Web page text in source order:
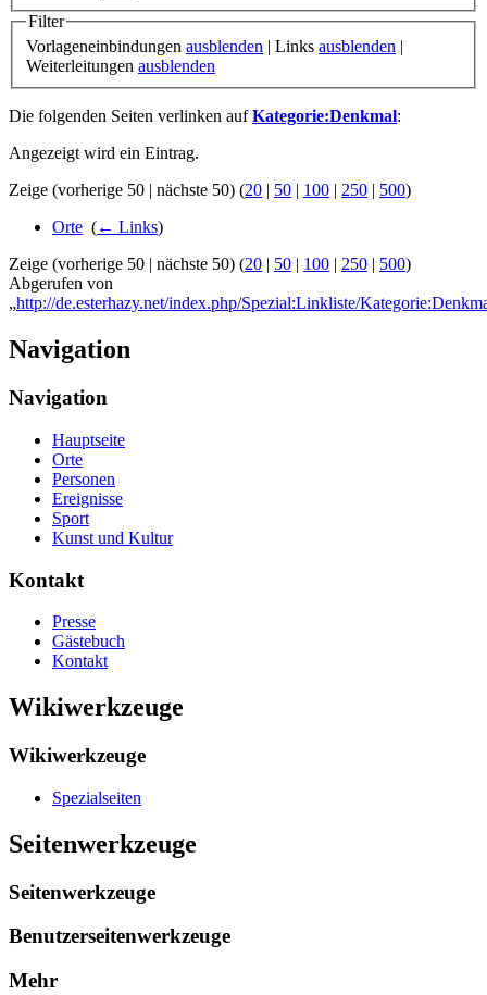
Filter
Vorlageneinbindungen ausblenden | Links ausblenden |
Weiterleitungen ausblenden
Die folgenden Seiten verlinken aufKategorie:Denkmal:
Angezeigt wird ein Eintrag.
Zeige (vorherige 50 | nächste 50) (20 | 50 | 100 | 250 | 500)
Orte (← Links)
Zeige (vorherige 50 | nächste 50) (20 | 50 | 100 | 250 | 500)
Abgerufen von
„http://de.esterhazy.net/index.php/Spezial:Linkliste/
Navigation
Navigation
Hauptseite
Orte
Personen
Ereignisse
Sport
Kunst und Kultur
Kontakt
Presse
Gästebuch
Kontakt
Wikiwerkzeuge
Wikiwerkzeuge
Spezialseiten
Seitenwerkzeuge
Seitenwerkzeuge
Benutzerseitenwerkzeuge
Mehr